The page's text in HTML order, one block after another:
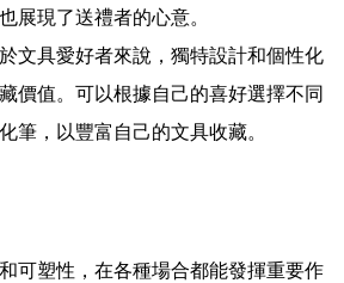
展現了送禮者的心意。
於文具愛好者來說，獨特設計和個性化
價值。可以根據自己的喜好選擇不同
筆，以豐富自己的文具收藏。
可塑性，在各種場合都能發揮重要作